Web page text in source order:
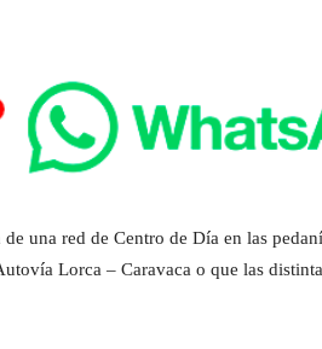
una red de Centro de Día en las
Lorca – Caravaca o que las